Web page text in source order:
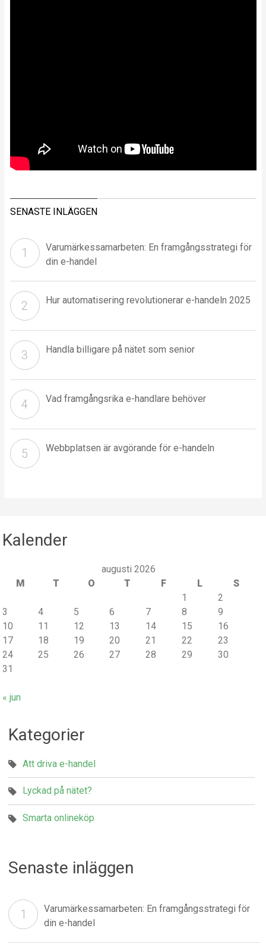
SENASTE INLÄGGEN
Varumärkessamarbeten: En framgångsstrategi för
din e-handel
Hur automatisering revolutionerar e-handeln 2025
Handla billigare på nätet som senior
Vad framgångsrika e-handlare behöver
Webbplatsen är avgörande för e-handeln
Kalender
augusti 2026
M
T O T F L
S
1
2
3
4 5 6 7 8
9
10
11 12 13 14 15
16
17
18 19 20 21 22
23
24
25 26 27 28 29
30
31
« jun
Kategorier
Att driva e-handel
Lyckad på nätet?
Smarta onlineköp
Senaste inläggen
Varumärkessamarbeten: En framgångsstrategi för
din e-handel